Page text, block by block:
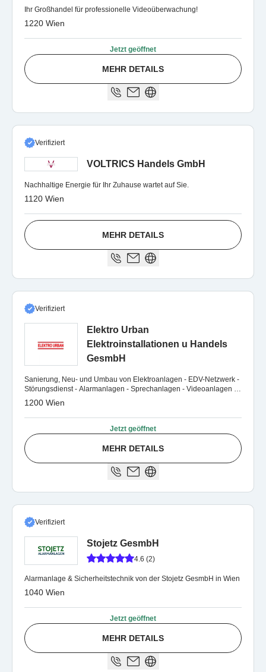
Ihr Großhandel für professionelle Videoüberwachung!
1220 Wien
Jetzt geöffnet
MEHR DETAILS
Verifiziert
VOLTRICS Handels GmbH
Nachhaltige Energie für Ihr Zuhause wartet auf Sie.
1120 Wien
MEHR DETAILS
Verifiziert
Elektro Urban
Elektroinstallationen u Handels
GesmbH
Sanierung, Neu- und Umbau von Elektroanlagen - EDV-Netzwerk -
Störungsdienst - Alarmanlagen - Sprechanlagen - Videoanlagen -
Elektrobefunde
1200 Wien
Jetzt geöffnet
MEHR DETAILS
Verifiziert
Stojetz GesmbH
4.6 (2)
Alarmanlage & Sicherheitstechnik von der Stojetz GesmbH in Wien
1040 Wien
Jetzt geöffnet
MEHR DETAILS